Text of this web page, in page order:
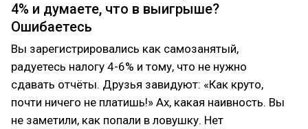
4% и думаете, что в выигрыше?
Ошибаетесь
Вы зарегистрировались как самозанятый,
радуетесь налогу 4-6% и тому, что не нужно
сдавать отчёты. Друзья завидуют: «Как круто,
почти ничего не платишь!» Ах, какая наивность. Вы
не заметили, как попали в ловушку. Нет